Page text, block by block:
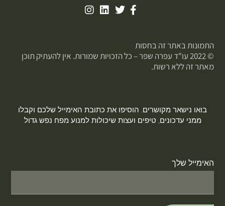
התמונות באתר זה בחסות
© 2022 עו"ד עפרה שפר – כל הזכויות שמורות. אין להעתיק תוכן
מאתר זה ללא רשות.
בואו נישאר מקושרים. הוסיפו את כתובת האימייל שלכם וקבלו
ממני עדכונים, טיפים ועצות שיכולות למנוע מפח נפש גדול
האימייל שלך